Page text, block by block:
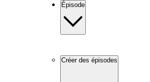
Épisode
Créer des épisodes